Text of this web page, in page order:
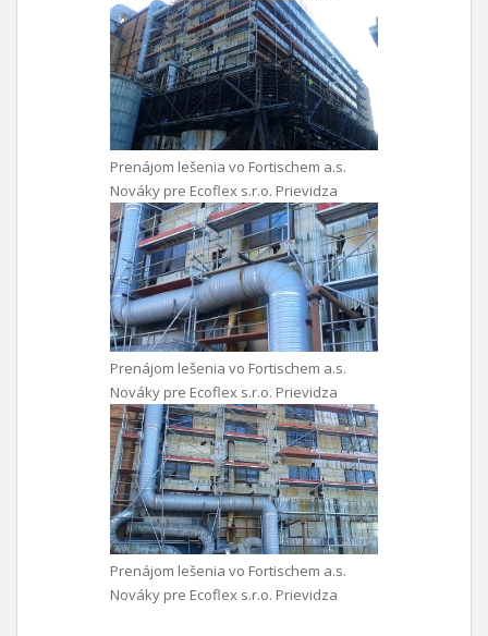
Prenájom lešenia vo Fortischem a.s.
Nováky pre Ecoflex s.r.o. Prievidza
Prenájom lešenia vo Fortischem a.s.
Nováky pre Ecoflex s.r.o. Prievidza
Prenájom lešenia vo Fortischem a.s.
Nováky pre Ecoflex s.r.o. Prievidza